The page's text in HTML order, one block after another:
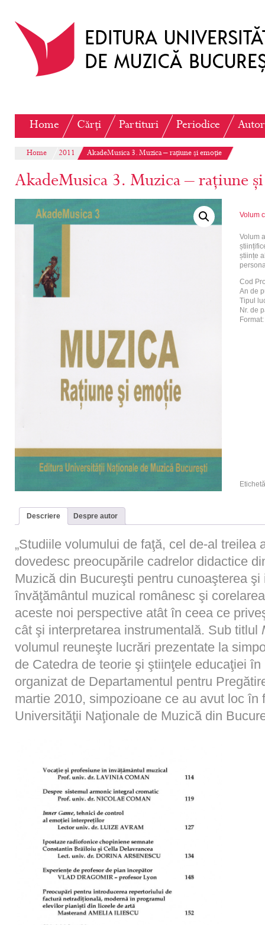
Home Cărți Partituri Periodice
Home 2011 AkadeMusica 3. Muzica – rațiune și emoție
AkadeMusica 3. Muzica – rațiune
Volum
Volum
științe
Cod
An de
Tipul
Nr. de
Format:
Descriere Despre autor
„Studiile volumului de faţă, cel de-al treilea
dovedesc preocupările cadrelor didactice
Muzică din Bucureşti pentru cunoaşterea
învăţământul muzical românesc şi
aceste noi perspective atât în ceea ce
cât şi interpretarea instrumentală. Sub titlul
volumul reuneşte lucrări prezentate la
de Catedra de teorie şi ştiinţele educaţiei
organizat de Departamentul pentru
martie 2010, simpozioane ce au avut loc
Universităţii Naţionale de Muzică din